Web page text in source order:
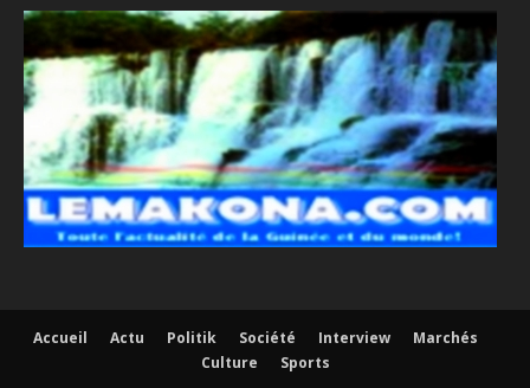
Accueil Actu Politik Société Interview
Marchés
Culture
Sports